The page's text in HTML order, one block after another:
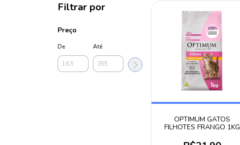
Filtrar por
Preço
De Até
OPTIMUM GATOS
FILHOTES FRANGO 1KG